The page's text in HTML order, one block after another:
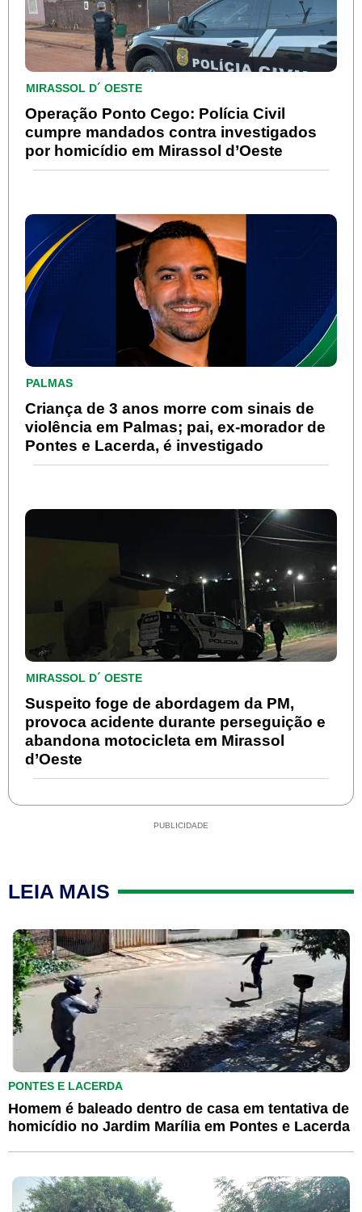
MIRASSOL D´ OESTE
Operação Ponto Cego: Polícia Civil
cumpre mandados contra investigados
por homicídio em Mirassol d’Oeste
PALMAS
Criança de 3 anos morre com sinais de
violência em Palmas; pai, ex-morador de
Pontes e Lacerda, é investigado
MIRASSOL D´ OESTE
Suspeito foge de abordagem da PM,
provoca acidente durante perseguição e
abandona motocicleta em Mirassol
d’Oeste
PUBLICIDADE
LEIA MAIS
PONTES E LACERDA
Homem é baleado dentro de casa em tentativa de
homicídio no Jardim Marília em Pontes e Lacerda